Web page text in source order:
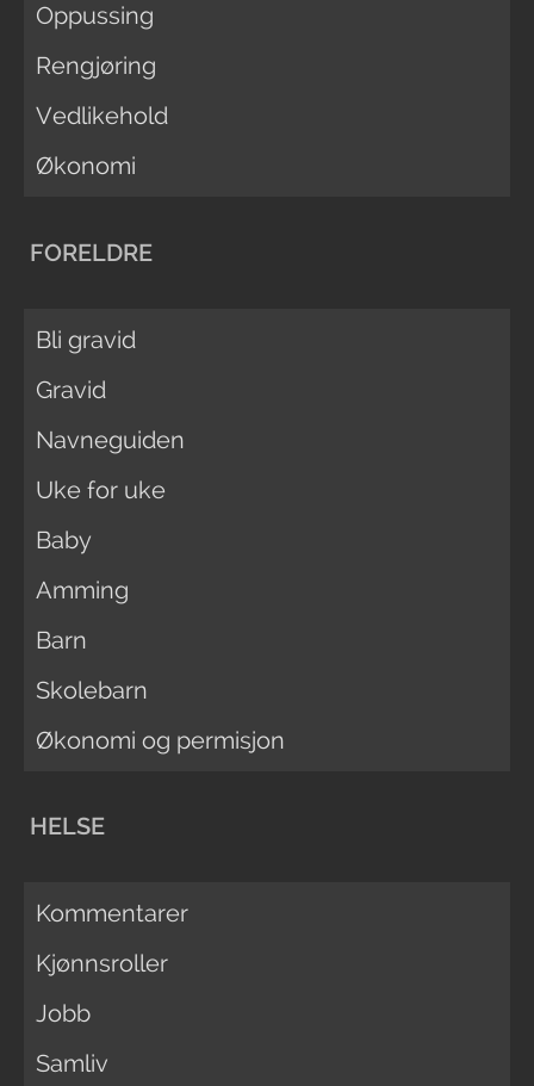
Oppussing
Rengjøring
Vedlikehold
Økonomi
FORELDRE
Bli gravid
Gravid
Navneguiden
Uke for uke
Baby
Amming
Barn
Skolebarn
Økonomi og permisjon
HELSE
Kommentarer
Kjønnsroller
Jobb
Samliv